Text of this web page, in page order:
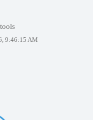
9:46:15 AM